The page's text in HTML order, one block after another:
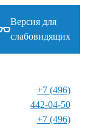
Версия для
слабовидящих
+7 (496)
442-04-50
+7 (496)